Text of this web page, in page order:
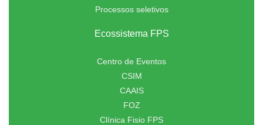
Processos seletivos
Ecossistema FPS
Centro de Eventos
CSIM
CAAIS
FOZ
Clínica Fisio FPS